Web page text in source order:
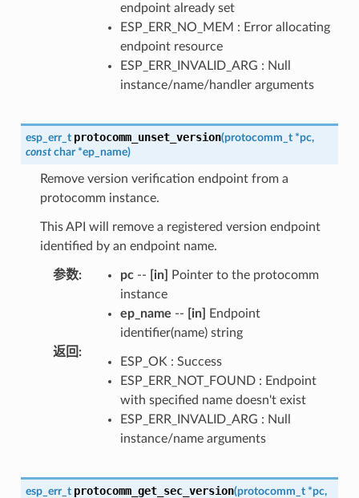
endpoint already set
ESP_ERR_NO_MEM : Error allocating
endpoint resource
ESP_ERR_INVALID_ARG : Null
instance/name/handler arguments
esp_err_t protocomm_unset_version(protocomm_t *pc,
const char *ep_name)
Remove version verification endpoint from a
protocomm instance.
This API will remove a registered version endpoint
identified by an endpoint name.
参数: pc-- [in]
Pointer to the protocomm
instance
ep_name -- [in]
Endpoint
identifier(name) string
返回 :
ESP_OK : Success
ESP_ERR_NOT_FOUND : Endpoint
with specified name doesn't exist
ESP_ERR_INVALID_ARG : Null
instance/name arguments
esp_err_t protocomm_get_sec_version(protocomm_t *pc,